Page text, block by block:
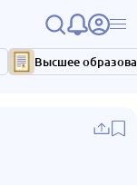
Высшее